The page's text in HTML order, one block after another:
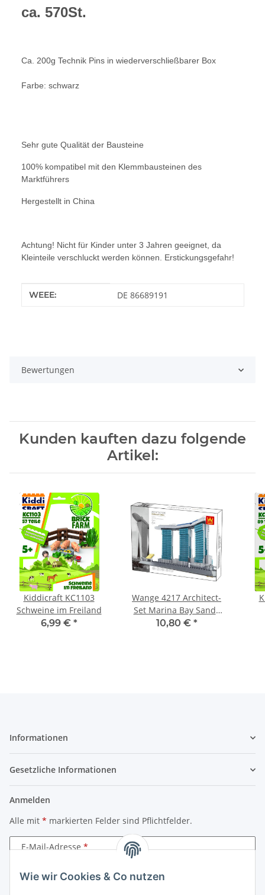
Wie wir Cookies & Co nutzen
ca. 570St.
Ca. 200g Technik Pins in wiederverschließbarer Box
Farbe: schwarz
Sehr gute Qualität der Bausteine
100% kompatibel mit den Klemmbausteinen des
Marktführers
Hergestellt in China
Achtung! Nicht für Kinder unter 3 Jahren geeignet, da
Kleinteile verschluckt werden können. Erstickungsgefahr!
Produkteigenschaft
Wert
WEEE: DE 86689191
Bewertungen
Kunden kauften dazu folgende
Artikel:
Kiddicraft KC1103
Schweine im Freiland
6,99 € *
Wange 4217 Architect-
Set Marina Bay Sands
Hotel Singapur
10,80 € *
Informationen
Gesetzliche Informationen
Anmelden
Alle mit * markierten Felder sind Pflichtfelder.
E-Mail-Adresse
Passwort